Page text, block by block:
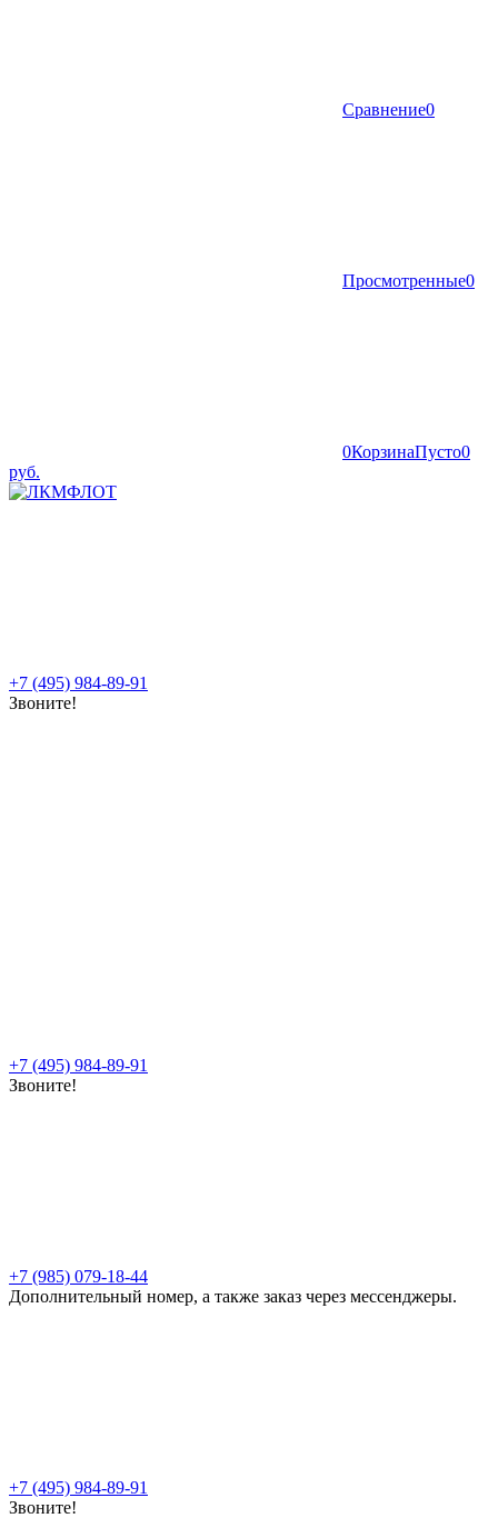
Сравнение0
Просмотренные0
0КорзинаПусто0
руб.
+7 (495) 984-89-91
Звоните!
+7 (495) 984-89-91
Звоните!
+7 (985) 079-18-44
Дополнительный номер, а также заказ через мессенджеры.
+7 (495) 984-89-91
Звоните!